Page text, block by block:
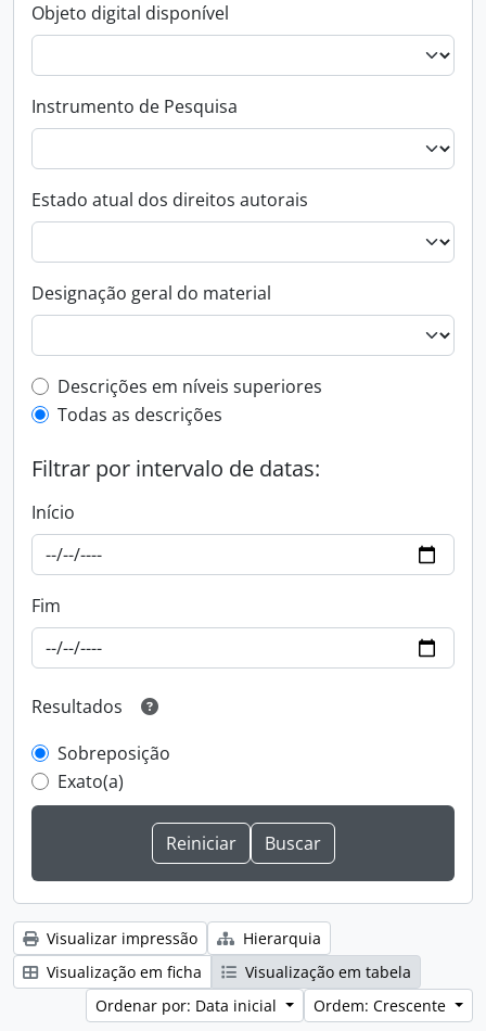
Objeto digital disponível
Instrumento de Pesquisa
Estado atual dos direitos autorais
Designação geral do material
Filtro de descrição de nível superior
Descrições em níveis superiores
Todas as descrições
Filtrar por intervalo de datas:
Início
Fim
Resultados
Sobreposição
Exato(a)
Visualizar impressão
Hierarquia
Visualização em ficha
Visualização em tabela
Ordenar por: Data inicial
Ordem: Crescente